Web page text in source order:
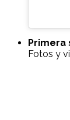
Primera
Fotos y